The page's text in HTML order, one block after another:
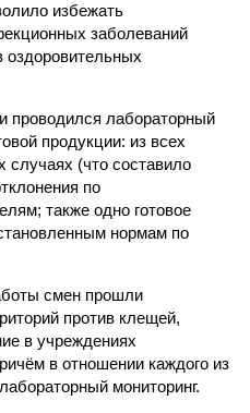
избежать
заболеваний
оздоровительных
проводился лабораторный
продукции: из всех
(что составило
по
также одно готовое
нормам по
смен прошли
против клещей,
в учреждениях
в отношении каждого из
мониторинг.